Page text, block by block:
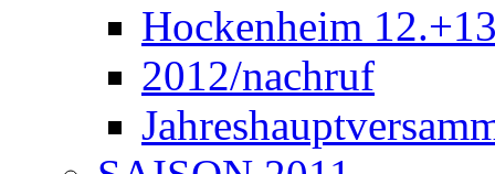
Hockenheim
2012/nachruf